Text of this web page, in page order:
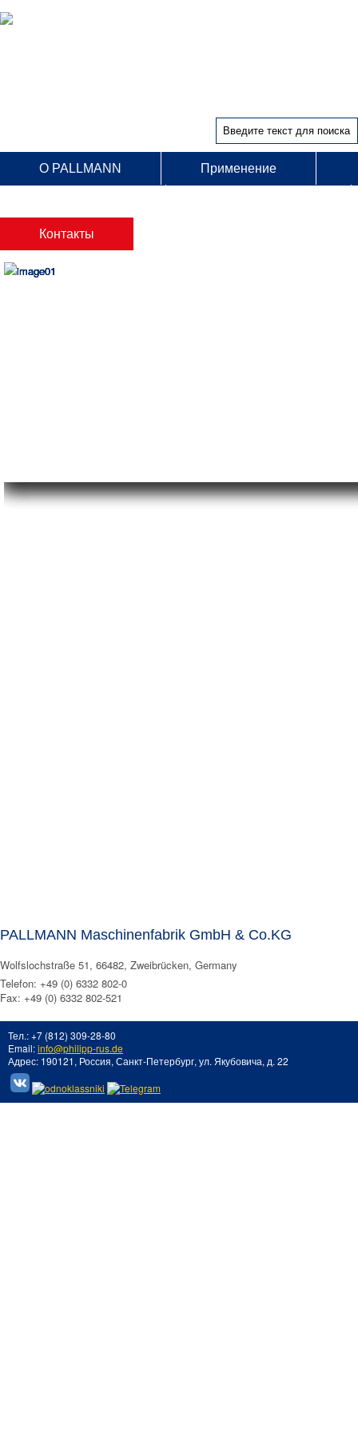
О PALLMANN Применение
Контакты
PALLMANN Maschinenfabrik GmbH & Co.KG
Wolfslochstraße 51, 66482, Zweibrücken, Germany
Telefon: +49 (0) 6332 802-0
Fax: +49 (0) 6332 802-521
Тел.: +7 (812) 309-28-80
Email:info@philipp-rus.de
Адрес: 190121, Россия, Санкт-Петербург, ул. Якубовича, д. 22